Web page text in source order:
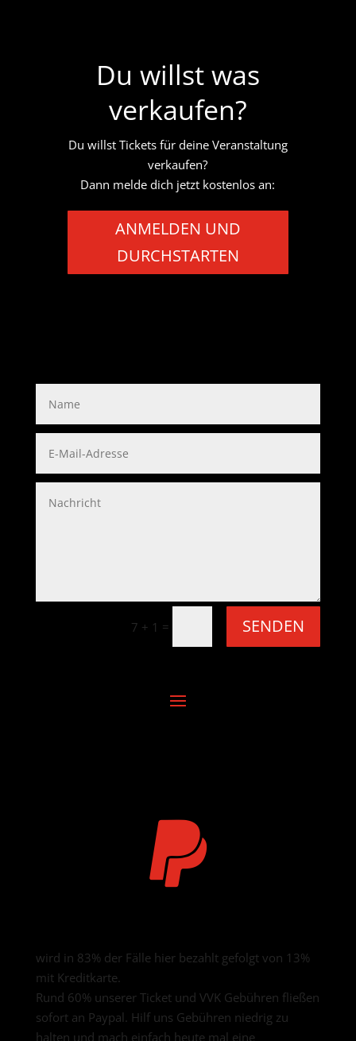
Du willst was
verkaufen?
Du willst Tickets für deine Veranstaltung
verkaufen?
Dann melde dich jetzt kostenlos an:
ANMELDEN UND
DURCHSTARTEN
7 + 1 = SENDEN

wird in 83% der Fälle hier bezahlt gefolgt von 13%
mit Kreditkarte.
Rund 60% unserer Ticket und VVK Gebühren fließen
sofort an Paypal. Hilf uns Gebühren niedrig zu
halten und mach einfach heute mal eine